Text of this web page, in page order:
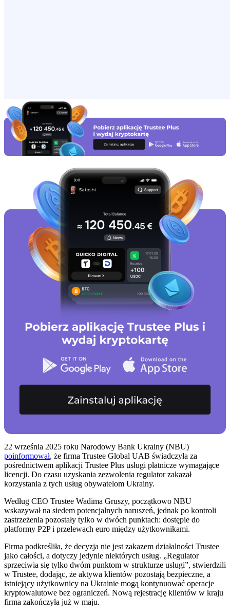
22 września 2025 roku Narodowy Bank Ukrainy (NBU)
poinformował, że firma Trustee Global UAB świadczyła za
pośrednictwem aplikacji Trustee Plus usługi płatnicze wymagające
licencji. Do czasu uzyskania zezwolenia regulator zakazał
korzystania z tych usług obywatelom Ukrainy.
Według CEO Trustee Wadima Gruszy, początkowo NBU
wskazywał na siedem potencjalnych naruszeń, jednak po kontroli
zastrzeżenia pozostały tylko w dwóch punktach: dostępie do
platformy P2P i przelewach euro między użytkownikami.
Firma podkreśliła, że decyzja nie jest zakazem działalności Trustee
jako całości, a dotyczy jedynie niektórych usług. „Regulator
sprzeciwia się tylko dwóm punktom w strukturze usługi”, stwierdzili
w Trustee, dodając, że aktywa klientów pozostają bezpieczne, a
istniejący użytkownicy na Ukrainie mogą kontynuować operacje
kryptowalutowe bez ograniczeń. Nową rejestrację klientów w kraju
firma zakończyła już w maju.